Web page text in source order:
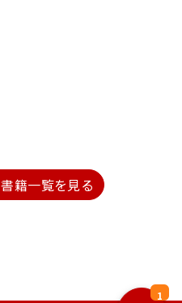
1
書籍一覧を見る